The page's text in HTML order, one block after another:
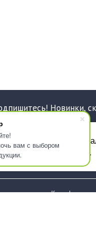
вам с выбором
Новинки,
Как оформить
cookie, для
Яндекс.Метрика.